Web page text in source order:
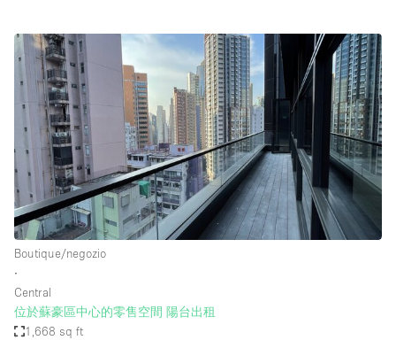
Boutique/negozio
∙
Central
位於蘇豪區中心的零售空間 陽台出租
1,668 sq ft